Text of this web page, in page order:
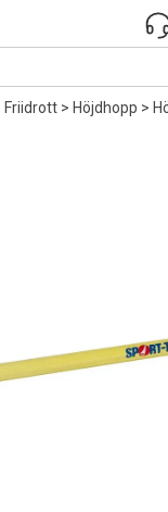
Friidrott>Höjdhopp>